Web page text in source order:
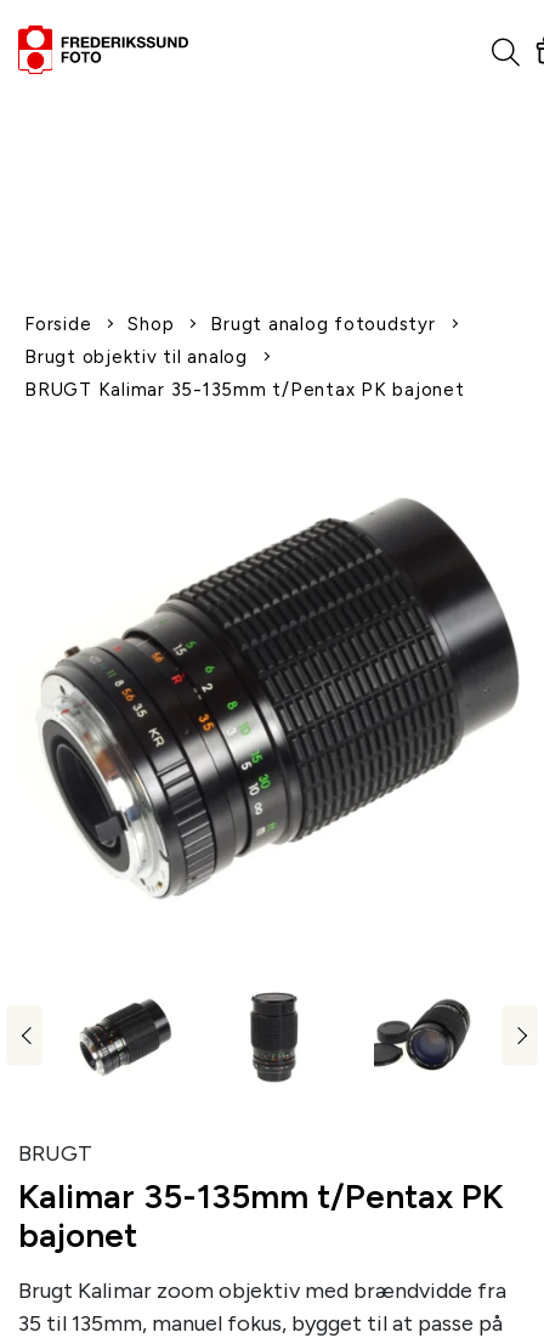
Forside Shop
Brugt analog fotoudstyr
Brugt objektiv til analog
BRUGT Kalimar 35-135mm t/Pentax PK bajonet
BRUGT
Kalimar 35-135mm t/Pentax PK
bajonet
Brugt Kalimar zoom objektiv med brændvidde fra
35 til 135mm, manuel fokus, bygget til at passe på